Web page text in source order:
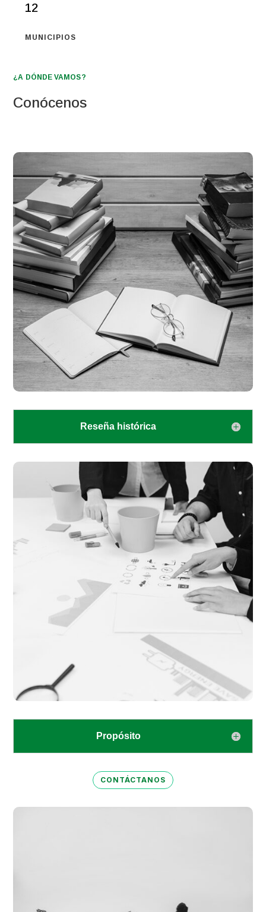
12
MUNICIPIOS
¿A DÓNDE VAMOS?
Conócenos
Reseña histórica
Propósito
CONTÁCTANOS